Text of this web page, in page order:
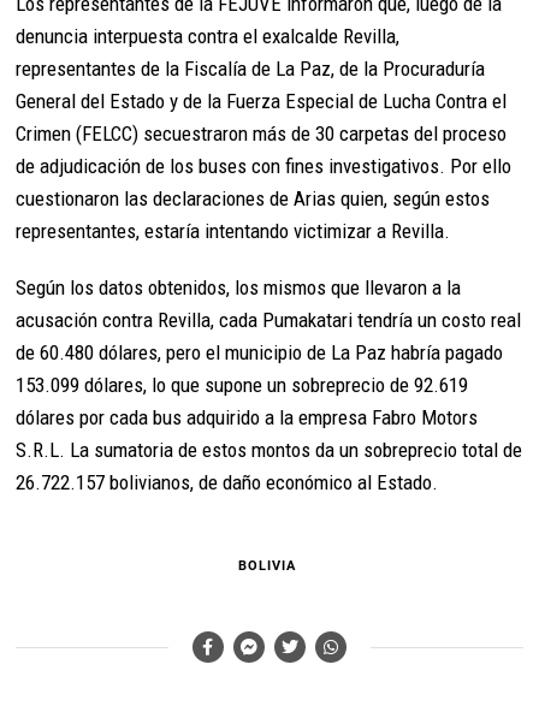
denuncia interpuesta contra el exalcalde Revilla,
representantes de la Fiscalía de La Paz, de la Procuraduría
General del Estado y de la Fuerza Especial de Lucha Contra el
Crimen (FELCC) secuestraron más de 30 carpetas del proceso
de adjudicación de los buses con fines investigativos. Por ello
cuestionaron las declaraciones de Arias quien, según estos
representantes, estaría intentando victimizar a Revilla.
Según los datos obtenidos, los mismos que llevaron a la
acusación contra Revilla, cada Pumakatari tendría un costo real
de 60.480 dólares, pero el municipio de La Paz habría pagado
153.099 dólares, lo que supone un sobreprecio de 92.619
dólares por cada bus adquirido a la empresa Fabro Motors
S.R.L. La sumatoria de estos montos da un sobreprecio total de
26.722.157 bolivianos, de daño económico al Estado.
BOLIVIA